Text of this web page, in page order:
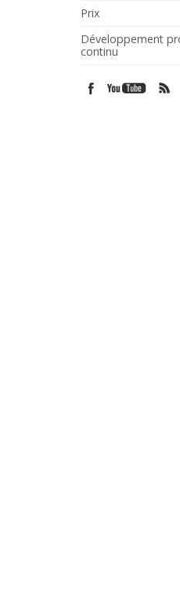
Prix
Développement
continu